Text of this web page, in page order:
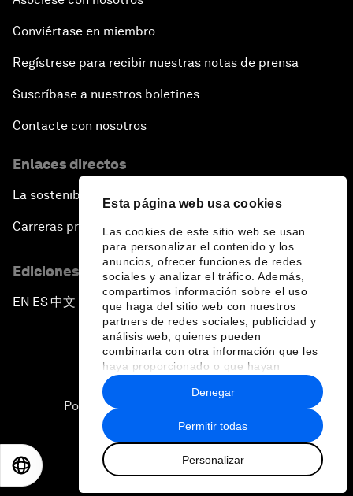
Esta página web usa cookies
Las cookies de este sitio web se usan
para personalizar el contenido y los
anuncios, ofrecer funciones de redes
sociales y analizar el tráfico. Además,
compartimos información sobre el uso
que haga del sitio web con nuestros
partners de redes sociales, publicidad y
análisis web, quienes pueden
combinarla con otra información que les
haya proporcionado o que hayan
recopilado a partir del uso que haya
hecho de sus servicios.
Permitir todas
Personalizar
Denegar
Conviértase en miembro
Regístrese para recibir nuestras notas de prensa
Suscríbase a nuestros boletines
Contacte con nosotros
Enlaces directos
La sostenibilidad en el Foro
Carreras profesionales
Ediciones en otros idiomas
EN ▪ ES▪中文▪ 日本語
Política de privacidad y normas de uso
2026 Foro Económico Mundial